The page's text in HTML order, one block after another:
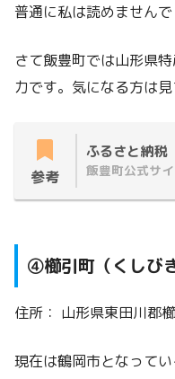
普通に私は読めませんで
さて飯豊町では山形県
力です。気になる方は見
参考
ふるさと納税
飯豊町公式サ
④櫛引町（くしび
住所： 山形県東田川郡
現在は鶴岡市となってい